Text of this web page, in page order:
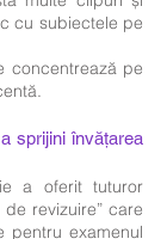
cu subiectele pe
concentrează pe
sprijini învățarea
a oferit tuturor
revizuire” care
pentru examenul